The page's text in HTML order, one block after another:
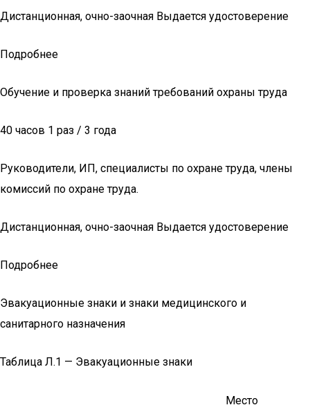
Дистанционная, очно-заочная Выдается удостоверение
Подробнее
Обучение и проверка знаний требований охраны труда
40 часов 1 раз / 3 года
Руководители, ИП, специалисты по охране труда, члены
комиссий по охране труда.
Дистанционная, очно-заочная Выдается удостоверение
Подробнее
Эвакуационные знаки и знаки медицинского и
санитарного назначения
Таблица Л.1 — Эвакуационные знаки
Место